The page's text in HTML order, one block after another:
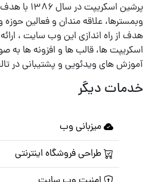
پرشین
وبمسترها، علاقه مندان و فعالین حوزه
هدف از راه اندازی این وب سایت ،
اسکریپت ها، قالب ها و افزونه ها به
آموزش های ویدئویی و پشتیبانی در
خدمات دیگر
میزبانی وب
طراحی فروشگاه اینترنتی